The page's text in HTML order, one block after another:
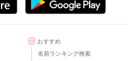
おすすめ
名前ランキング検索